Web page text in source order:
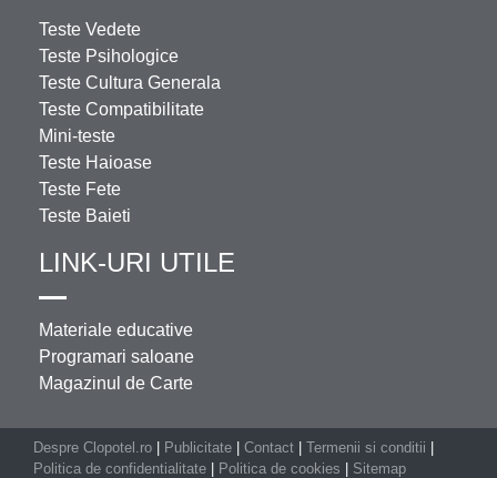
Teste Vedete
Teste Psihologice
Teste Cultura Generala
Teste Compatibilitate
Mini-teste
Teste Haioase
Teste Fete
Teste Baieti
LINK-URI UTILE
Materiale educative
Programari saloane
Magazinul de Carte
Despre Clopotel.ro Publicitate Contact Termenii si conditii
Politica de confidentialitate
Politica de cookies Sitemap